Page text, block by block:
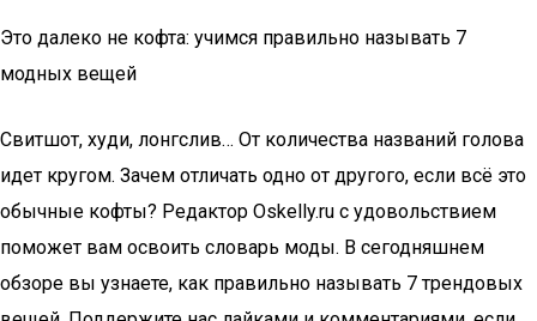
Это далеко не кофта: учимся правильно называть 7
модных вещей
Свитшот, худи, лонгслив… От количества названий голова
идет кругом. Зачем отличать одно от другого, если всё это
обычные кофты? Редактор Oskelly.ru с удовольствием
поможет вам освоить словарь моды. В сегодняшнем
обзоре вы узнаете, как правильно называть 7 трендовых